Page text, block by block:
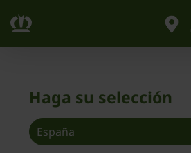
Haga su selección